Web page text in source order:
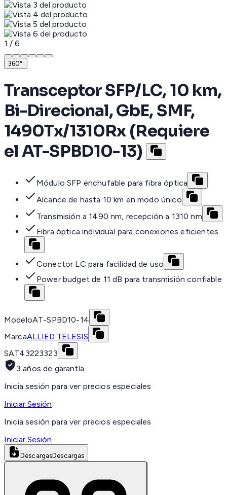
1 / 6
360°
Transceptor SFP/LC, 10 km,
Bi-Direcional, GbE, SMF,
1490Tx/1310Rx (Requiere
el AT-SPBD10-13)
Módulo SFP enchufable para fibra óptica
Alcance de hasta 10 km en modo único
Transmisión a 1490 nm, recepción a 1310 nm
Fibra óptica individual para conexiones eficientes
Conector LC para facilidad de uso
Power budget de 11 dB para transmisión confiable
ModeloAT-SPBD10-14
MarcaALLIED TELESIS
SAT43223323
3 años de garantía
Inicia sesión para ver precios especiales
Iniciar Sesión
Inicia sesión para ver precios especiales
Iniciar Sesión
DescargasDescargas